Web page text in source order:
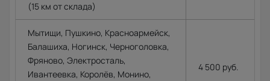
(15 км от склада)
Мытищи, Пушкино, Красноармейск,
Балашиха, Ногинск, Черноголовка,
Фряново, Электросталь,
Ивантеевка, Королёв, Монино,
4 500 руб.